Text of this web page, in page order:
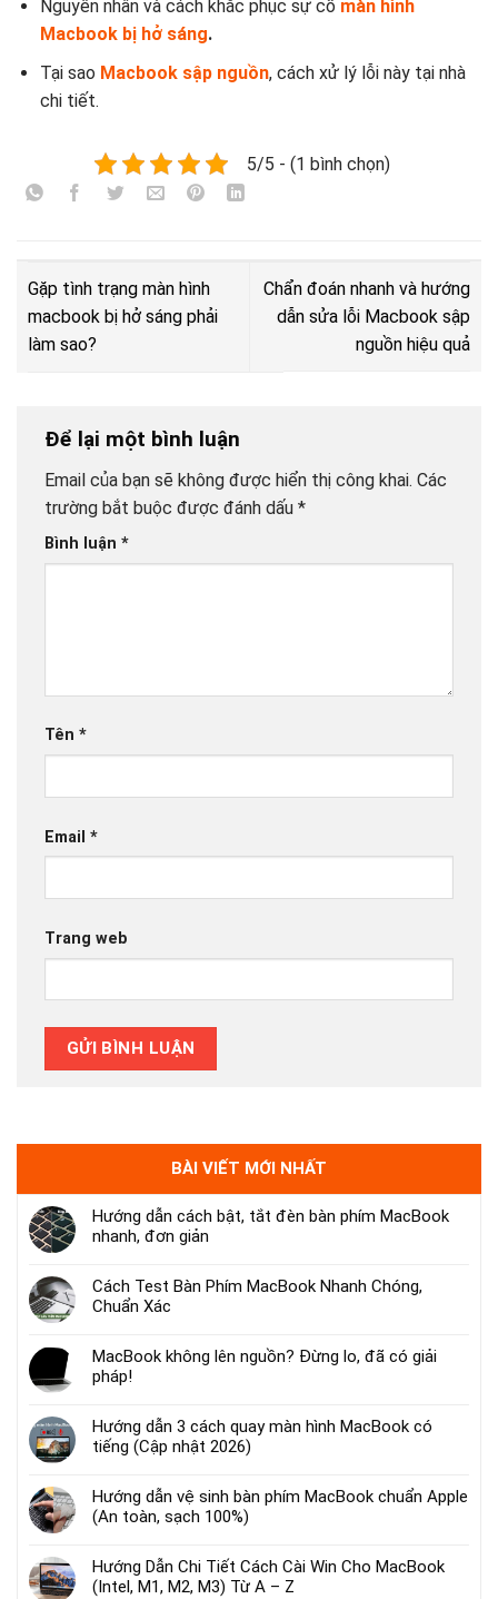
Nguyên nhân và cách khắc phục sự cố màn hình
Macbook bị hở sáng.
Tại sao Macbook sập nguồn, cách xử lý lỗi này tại nhà
chi tiết.
5/5 - (1 bình chọn)
Gặp tình trạng màn hình
macbook bị hở sáng phải
làm sao?
Chẩn đoán nhanh và hướng
dẫn sửa lỗi Macbook sập
nguồn hiệu quả
Để lại một bình luận
Email của bạn sẽ không được hiển thị công khai. Các
trường bắt buộc được đánh dấu *
Bình luận *
Tên *
Email *
Trang web
BÀI VIẾT MỚI NHẤT
Hướng dẫn cách bật, tắt đèn bàn phím MacBook
nhanh, đơn giản
Cách Test Bàn Phím MacBook Nhanh Chóng,
Chuẩn Xác
MacBook không lên nguồn? Đừng lo, đã có giải
pháp!
Hướng dẫn 3 cách quay màn hình MacBook có
tiếng (Cập nhật 2026)
Hướng dẫn vệ sinh bàn phím MacBook chuẩn Apple
(An toàn, sạch 100%)
Hướng Dẫn Chi Tiết Cách Cài Win Cho MacBook
(Intel, M1, M2, M3) Từ A – Z